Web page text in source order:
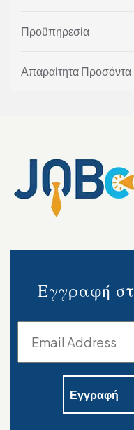
Προϋπηρεσία
Απαραίτητα Προσόντα
Εγγραφή